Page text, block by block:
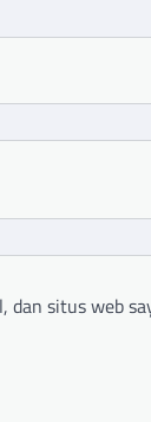
dan situs web